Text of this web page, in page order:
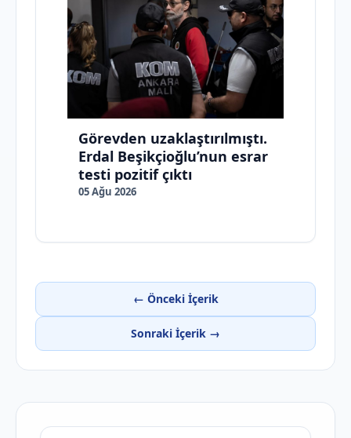
Görevden uzaklaştırılmıştı.
Erdal Beşikçioğlu’nun esrar
testi pozitif çıktı
05 Ağu 2026
← Önceki İçerik
Sonraki İçerik →